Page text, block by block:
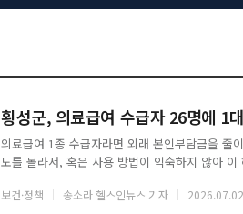
목
록
횡성군, 의료급여 수급자 26명에 1
의료급여 1종 수급자라면 외래 본인부담금을 줄
도를 몰라서, 혹은 사용 방법이 익숙하지 않아
급자 중 건강생활유지비 미사용자 26명을 선정
보건·정책 송소라 헬스인뉴스 기자